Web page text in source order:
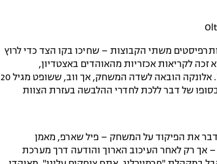
משתי הקבוצות – שחיכו בקו הצד כדי לרוץ
זכה לקריאות אכזריות מהאוהדים באצטדיון,
שהתחילו לשיר לו: "אתה לא כשיר לשפוט". אלונקה הובאה לשדה המשחק, אך ווב, ששופט מגיל 20
הגבוהות מאז 2008, הצליח בסופו של דבר ללכת לחדרי ההלבשה בעזרת הצוות
את הפיקוד על המשחק – פיל שארפ, מאמן
אך רק לאחר העיכוב הארוך והודעה דרך מערכת